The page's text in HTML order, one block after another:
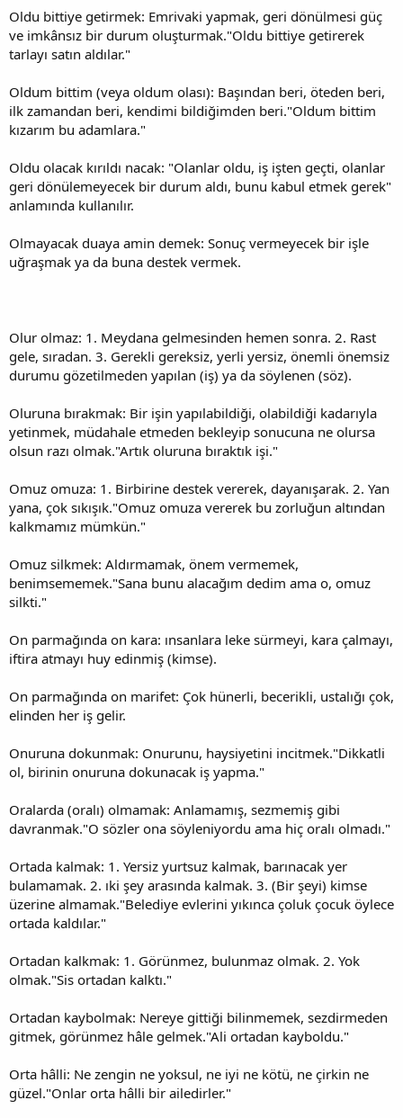
Oldu bittiye getirmek: Emrivaki yapmak, geri dönülmesi güç
ve imkânsız bir durum oluşturmak."Oldu bittiye getirerek
tarlayı satın aldılar."
Oldum bittim (veya oldum olası): Başından beri, öteden beri,
ilk zamandan beri, kendimi bildiğimden beri."Oldum bittim
kızarım bu adamlara."
Oldu olacak kırıldı nacak: "Olanlar oldu, iş işten geçti, olanlar
geri dönülemeyecek bir durum aldı, bunu kabul etmek gerek"
anlamında kullanılır.
Olmayacak duaya amin demek: Sonuç vermeyecek bir işle
uğraşmak ya da buna destek vermek.
Olur olmaz: 1. Meydana gelmesinden hemen sonra. 2. Rast
gele, sıradan. 3. Gerekli gereksiz, yerli yersiz, önemli önemsiz
durumu gözetilmeden yapılan (iş) ya da söylenen (söz).
Oluruna bırakmak: Bir işin yapılabildiği, olabildiği kadarıyla
yetinmek, müdahale etmeden bekleyip sonucuna ne olursa
olsun razı olmak."Artık oluruna bıraktık işi."
Omuz omuza: 1. Birbirine destek vererek, dayanışarak. 2. Yan
yana, çok sıkışık."Omuz omuza vererek bu zorluğun altından
kalkmamız mümkün."
Omuz silkmek: Aldırmamak, önem vermemek,
benimsememek."Sana bunu alacağım dedim ama o, omuz
silkti."
On parmağında on kara: ınsanlara leke sürmeyi, kara çalmayı,
iftira atmayı huy edinmiş (kimse).
On parmağında on marifet: Çok hünerli, becerikli, ustalığı çok,
elinden her iş gelir.
Onuruna dokunmak: Onurunu, haysiyetini incitmek."Dikkatli
ol, birinin onuruna dokunacak iş yapma."
Oralarda (oralı) olmamak: Anlamamış, sezmemiş gibi
davranmak."O sözler ona söyleniyordu ama hiç oralı olmadı."
Ortada kalmak: 1. Yersiz yurtsuz kalmak, barınacak yer
bulamamak. 2. ıki şey arasında kalmak. 3. (Bir şeyi) kimse
üzerine almamak."Belediye evlerini yıkınca çoluk çocuk öylece
ortada kaldılar."
Ortadan kalkmak: 1. Görünmez, bulunmaz olmak. 2. Yok
olmak."Sis ortadan kalktı."
Ortadan kaybolmak: Nereye gittiği bilinmemek, sezdirmeden
gitmek, görünmez hâle gelmek."Ali ortadan kayboldu."
Orta hâlli: Ne zengin ne yoksul, ne iyi ne kötü, ne çirkin ne
güzel."Onlar orta hâlli bir ailedirler."